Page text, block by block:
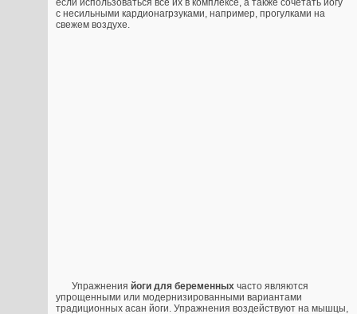
если использоваться все их в комплексе, а также сочетать йогу
с несильными кардионагрзуками, например, прогулками на
свежем воздухе.
Упражнения йоги для беременных часто являются
упрощенными или модернизированными вариантами
традиционных асан йоги. Упражнения воздействуют на мышцы,